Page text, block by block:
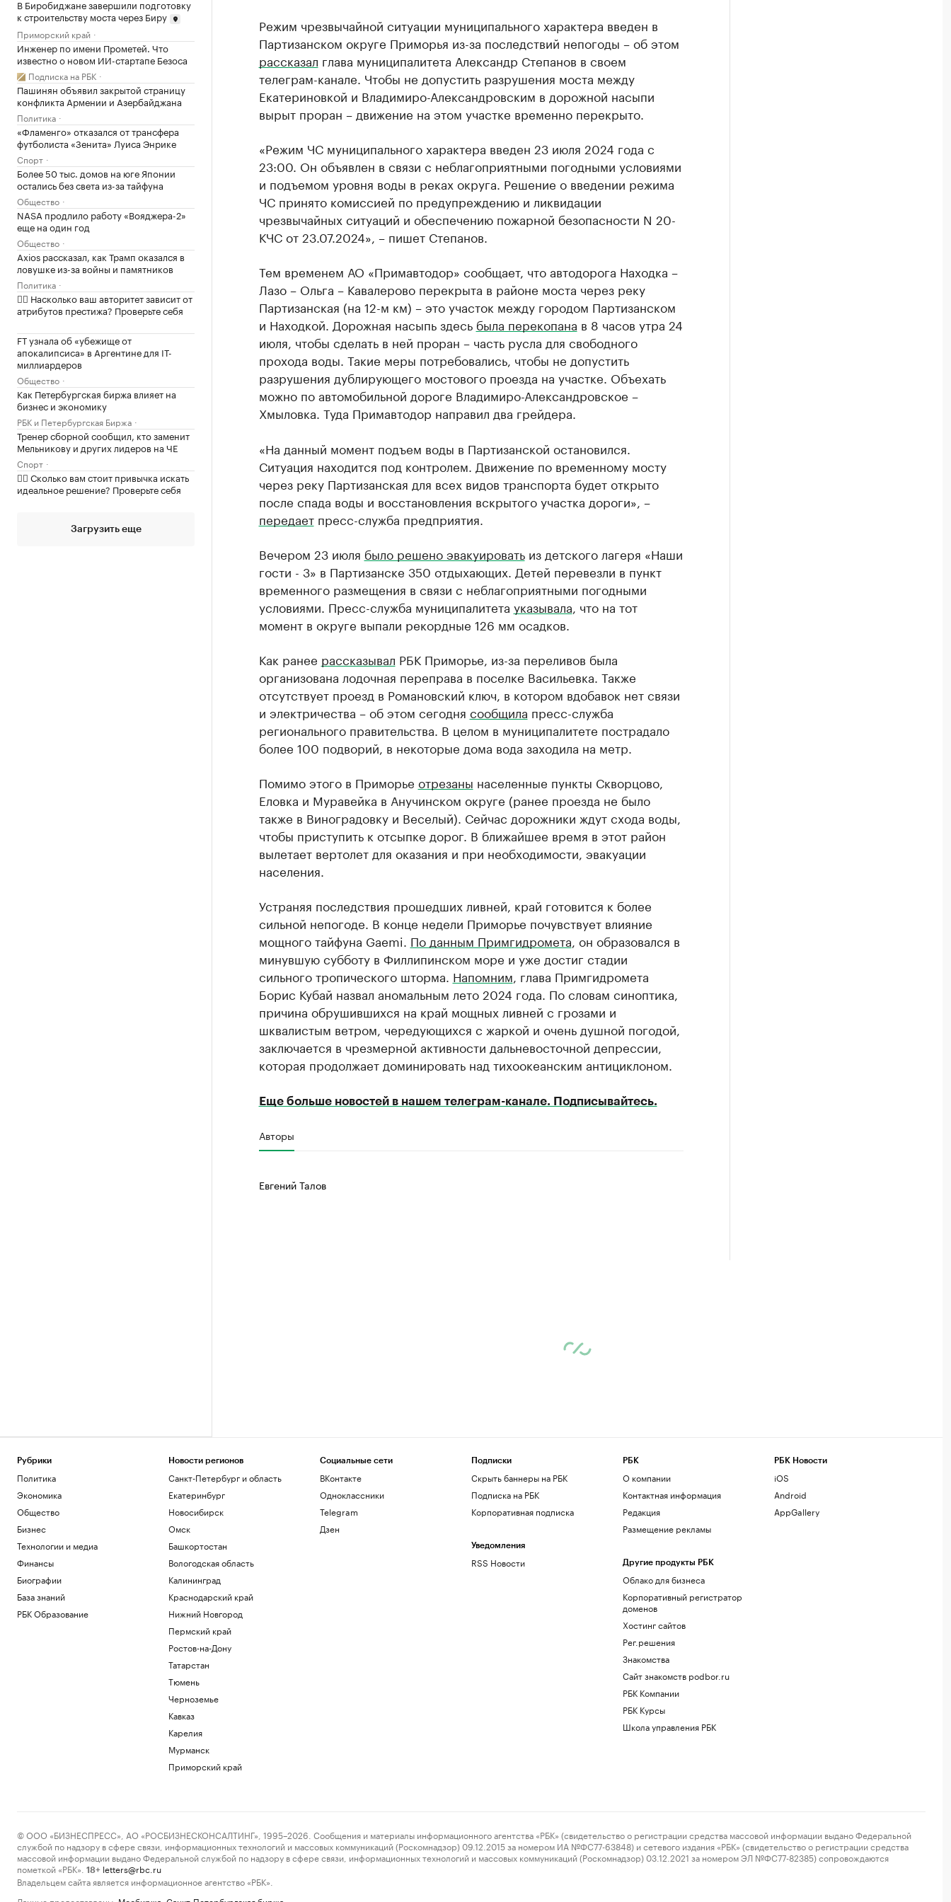
В Биробиджане завершили подготовку
к строительству моста через Биру
Приморский край
Инженер по имени Прометей. Что
известно о новом ИИ-стартапе Безоса
Подписка на РБК
Пашинян объявил закрытой страницу
конфликта Армении и Азербайджана
Политика
«Фламенго» отказался от трансфера
футболиста «Зенита» Луиса Энрике
Спорт
Более 50 тыс. домов на юге Японии
остались без света из-за тайфуна
Общество
NASA продлило работу «Вояджера-2»
еще на один год
Общество
Axios рассказал, как Трамп оказался в
ловушке из-за войны и памятников
Политика
✍🏻 Насколько ваш авторитет зависит от
атрибутов престижа? Проверьте себя
FT узнала об «убежище от
апокалипсиса» в Аргентине для IT-
миллиардеров
Общество
Как Петербургская биржа влияет на
бизнес и экономику
РБК и Петербургская Биржа
Тренер сборной сообщил, кто заменит
Мельникову и других лидеров на ЧЕ
Спорт
✍🏻 Сколько вам стоит привычка искать
идеальное решение? Проверьте себя
Загрузить еще
Режим чрезвычайной ситуации муниципального характера введен в
Партизанском округе Приморья из-за последствий непогоды – об этом
рассказал глава муниципалитета Александр Степанов в своем
телеграм-канале. Чтобы не допустить разрушения моста между
Екатериновкой и Владимиро-Александровским в дорожной насыпи
вырыт проран – движение на этом участке временно перекрыто.
«Режим ЧС муниципального характера введен 23 июля 2024 года с
23:00. Он объявлен в связи с неблагоприятными погодными условиями
и подъемом уровня воды в реках округа. Решение о введении режима
ЧС принято комиссией по предупреждению и ликвидации
чрезвычайных ситуаций и обеспечению пожарной безопасности N 20-
КЧС от 23.07.2024», – пишет Степанов.
Тем временем АО «Примавтодор» сообщает, что автодорога Находка –
Лазо – Ольга – Кавалерово перекрыта в районе моста через реку
Партизанская (на 12-м км) – это участок между городом Партизанском
и Находкой. Дорожная насыпь здесь была перекопана в 8 часов утра 24
июля, чтобы сделать в ней проран – часть русла для свободного
прохода воды. Такие меры потребовались, чтобы не допустить
разрушения дублирующего мостового проезда на участке. Объехать
можно по автомобильной дороге Владимиро-Александровское –
Хмыловка. Туда Примавтодор направил два грейдера.
«На данный момент подъем воды в Партизанской остановился.
Ситуация находится под контролем. Движение по временному мосту
через реку Партизанская для всех видов транспорта будет открыто
после спада воды и восстановления вскрытого участка дороги», –
передаетпресс-служба предприятия.
Вечером 23 июля было решено эвакуироватьиз детского лагеря «Наши
гости - 3» в Партизанске 350 отдыхающих. Детей перевезли в пункт
временного размещения в связи с неблагоприятными погодными
условиями. Пресс-служба муниципалитета указывала , что на тот
момент в округе выпали рекордные 126 мм осадков.
Как ранее рассказывал РБК Приморье, из-за переливов была
организована лодочная переправа в поселке Васильевка. Также
отсутствует проезд в Романовский ключ, в котором вдобавок нет связи
и электричества – об этом сегодня сообщила пресс-служба
регионального правительства. В целом в муниципалитете пострадало
более 100 подворий, в некоторые дома вода заходила на метр.
Помимо этого в Приморье отрезаны населенные пункты Скворцово,
Еловка и Муравейка в Анучинском округе (ранее проезда не было
также в Виноградовку и Веселый). Сейчас дорожники ждут схода воды,
чтобы приступить к отсыпке дорог. В ближайшее время в этот район
вылетает вертолет для оказания и при необходимости, эвакуации
населения.
Устраняя последствия прошедших ливней, край готовится к более
сильной непогоде. В конце недели Приморье почувствует влияние
мощного тайфуна Gaemi. По данным Примгидромета , он образовался в
минувшую субботу в Филлипинском море и уже достиг стадии
сильного тропического шторма. Напомним , глава Примгидромета
Борис Кубай назвал аномальным лето 2024 года. По словам синоптика,
причина обрушившихся на край мощных ливней с грозами и
шквалистым ветром, чередующихся с жаркой и очень душной погодой,
заключается в чрезмерной активности дальневосточной депрессии,
которая продолжает доминировать над тихоокеанским антициклоном.
Еще больше новостей в нашем телеграм-канале. Подписывайтесь.
Авторы
Евгений Талов
Рубрики
Политика
Экономика
Общество
Бизнес
Технологии и медиа
Финансы
Биографии
База знаний
РБК Образование
Новости регионов
Санкт-Петербург и область
Екатеринбург
Новосибирск
Омск
Башкортостан
Вологодская область
Калининград
Краснодарский край
Нижний Новгород
Пермский край
Ростов-на-Дону
Татарстан
Тюмень
Черноземье
Кавказ
Карелия
Мурманск
Приморский край
Социальные сети
ВКонтакте
Одноклассники
Telegram
Дзен
Подписки
Скрыть баннеры на РБК
Подписка на РБК
Корпоративная подписка
Уведомления
RSS Новости
РБК
О компании
Контактная информация
Редакция
Размещение рекламы
Другие продукты РБК
Облако для бизнеса
Корпоративный регистратор
доменов
Хостинг сайтов
Рег.решения
Знакомства
Сайт знакомств podbor.ru
РБК Компании
РБК Курсы
Школа управления РБК
РБК Новости
iOS
Android
AppGallery
© ООО «БИЗНЕСПРЕСС», АО «РОСБИЗНЕСКОНСАЛТИНГ», 1995–2026. Сообщения и материалы информационного агентства «РБК» (свидетельство о регистрации средства массовой информации выдано Федеральной
службой по надзору в сфере связи, информационных технологий и массовых коммуникаций (Роскомнадзор) 09.12.2015 за номером ИА №ФС77-63848) и сетевого издания «РБК» (свидетельство о регистрации средства
массовой информации выдано Федеральной службой по надзору в сфере связи, информационных технологий и массовых коммуникаций (Роскомнадзор) 03.12.2021 за номером ЭЛ №ФС77-82385) сопровождаются
пометкой «РБК».
18+ letters@rbc.ru
Владельцем сайта является информационное агентство «РБК».